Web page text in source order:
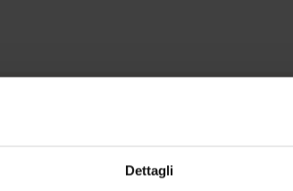
Dettagli
Maniglie in nylon rinforzato con fibre di vetro